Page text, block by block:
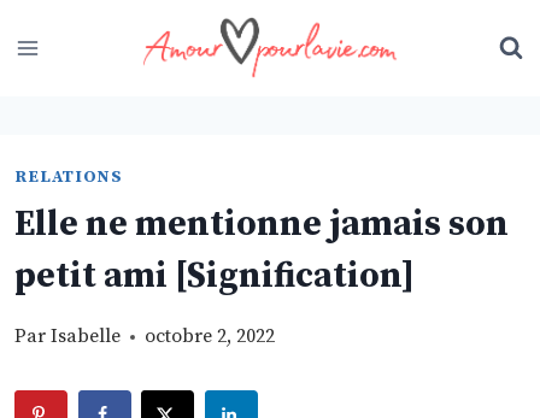
to
RELATIONS
Elle ne mentionne jamais son
petit ami [Signification]
Par Isabelle octobre 2, 2022